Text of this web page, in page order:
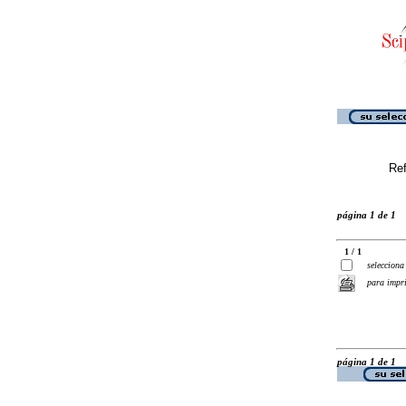
página 1 de 1
1 / 1
selecciona
para
página 1 de 1